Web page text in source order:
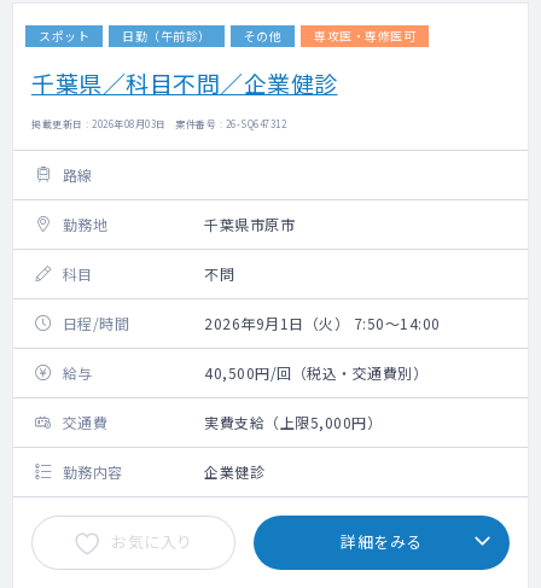
スポット 日勤（午前診） その他 専攻医・専修医可
千葉県／科目不問／企業健診
掲載更新日 : 2026年08月03日 案件番号 : 26-SQ647312
路線
勤務地 千葉県市原市
科目 不問
日程/時間 2026年9月1日（火） 7:50～14:00
給与 40,500円/回（税込・交通費別）
交通費 実費支給（上限5,000円）
勤務内容 企業健診
お気に入り 詳細をみる